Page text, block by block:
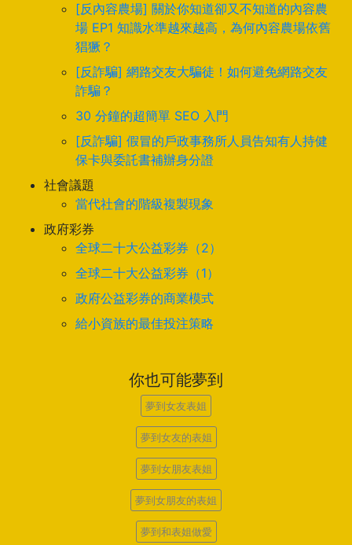
[反內容農場] 關於你知道卻又不知道的內容農
場 EP1 知識水準越來越高，為何內容農場依舊
猖獗？
[反詐騙] 網路交友大騙徒！如何避免網路交友
詐騙？
30 分鐘的超簡單 SEO 入門
[反詐騙] 假冒的戶政事務所人員告知有人持健
保卡與委託書補辦身分證
社會議題
當代社會的階級複製現象
政府彩券
全球二十大公益彩券（2）
全球二十大公益彩券（1）
政府公益彩券的商業模式
給小資族的最佳投注策略
你也可能夢到
夢到女友表姐
夢到女友的表姐
夢到女朋友表姐
夢到女朋友的表姐
夢到和表姐做愛